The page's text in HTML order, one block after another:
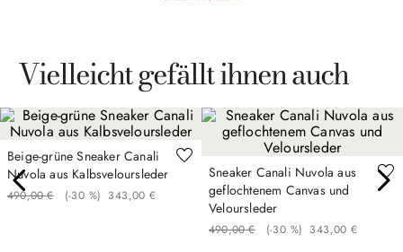
Vielleicht gefällt ihnen auch
Beige-grüne Sneaker Canali
Nuvola aus Kalbsveloursleder
490,00 € (-30 %) 343,00 €
Sneaker Canali Nuvola aus
geflochtenem Canvas und
Veloursleder
490,00 € (-30 %) 343,00 €